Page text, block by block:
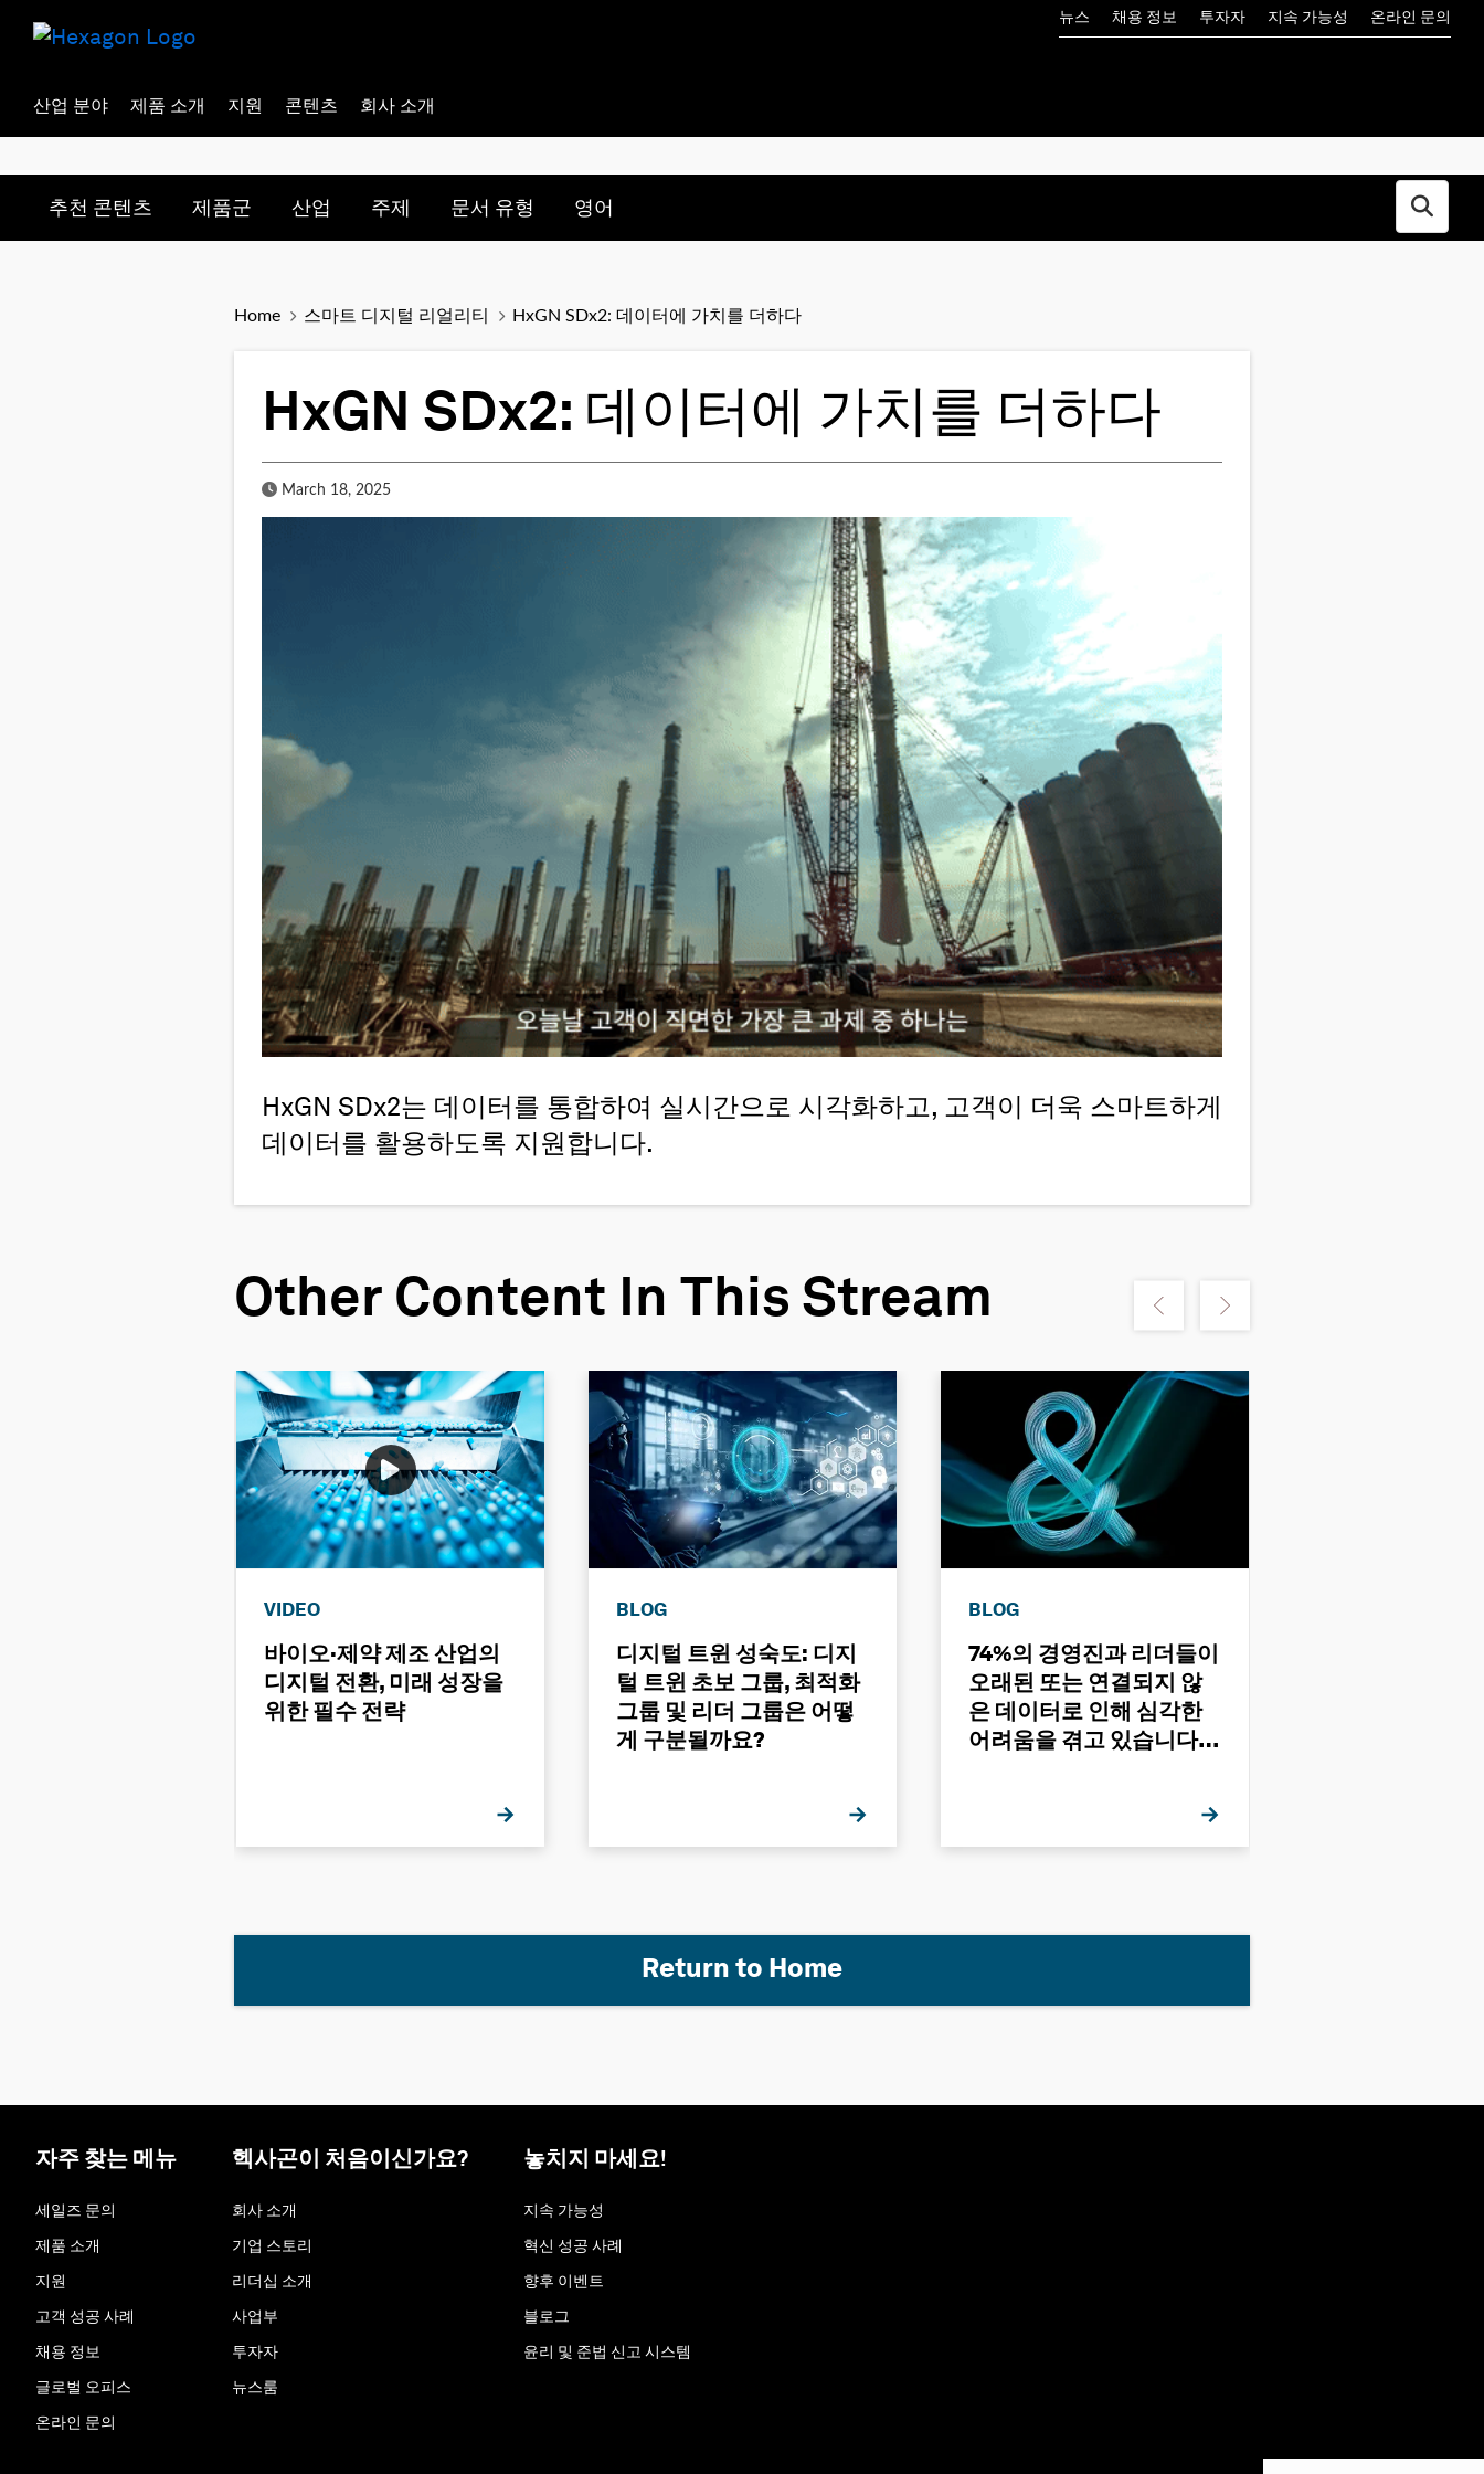
뉴스 채용 정보 투자자 지속 가능성 온라인 문의
산업 분야 제품 소개 지원 콘텐츠 회사 소개
추천 콘텐츠 제품군 산업 주제 문서 유형 영어
Open
Home 스마트 디지털 리얼리티 HxGN SDx2: 데이터에 가치를 더하다
HxGN SDx2: 데이터에 가치를 더하다
Published Date
March 18, 2025
HxGN SDx2는 데이터를 통합하여 실시간으로 시각화하고, 고객이 더욱 스마트하게
데이터를 활용하도록 지원합니다.
Other Content In This Stream Show previousShow next
VIDEO
바이오·제약 제조 산업의
디지털 전환, 미래 성장을
위한 필수 전략
BLOG
디지털 트윈 성숙도: 디지
털 트윈 초보 그룹, 최적화
그룹 및 리더 그룹은 어떻
게 구분될까요?
BLOG
74%의 경영진과 리더들이
오래된 또는 연결되지 않
은 데이터로 인해 심각한
어려움을 겪고 있습니다 -
Return to Home
자주 찾는 메뉴
세일즈 문의
제품 소개
지원
고객 성공 사례
채용 정보
글로벌 오피스
온라인 문의
헥사곤이 처음이신가요?
회사 소개
기업 스토리
리더십 소개
사업부
투자자
뉴스룸
놓치지 마세요!
지속 가능성
혁신 성공 사례
향후 이벤트
블로그
윤리 및 준법 신고 시스템